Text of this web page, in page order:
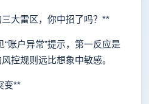
大雷区，你中招了吗？**
户异常”提示，第一反应是
控规则远比想象中敏感。
变**